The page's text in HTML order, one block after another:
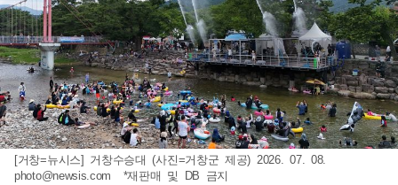
[거창=뉴시스] 거창수승대 (사진=거창군 제공) 2026. 07. 08.
photo@newsis.com *재판매 및 DB 금지